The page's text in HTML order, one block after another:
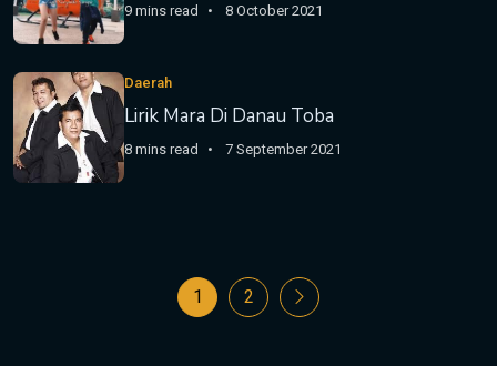
9 mins read 8 October 2021
Daerah
Lirik Mara Di Danau Toba
8 mins read 7 September 2021
1 2